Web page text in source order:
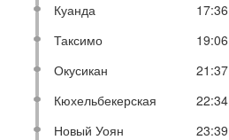
Куанда
17:36
Таксимо
19:06
Окусикан
21:37
Кюхельбекерская
22:34
Новый Уоян
23:39